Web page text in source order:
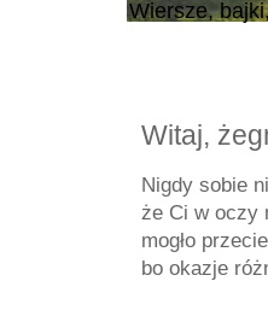
Wiersze,
Witaj,
Nigdy sobie
że Ci w oczy
mogło
bo okazje